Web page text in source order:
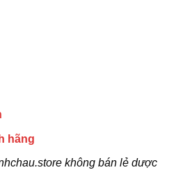
hãng
không bán lẻ dược